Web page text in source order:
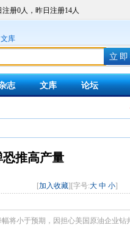
文库
志 文库 论坛
全
推高产量
[加入收藏][字号:大 中 小]
将小于预期，因担心美国原油企业钻